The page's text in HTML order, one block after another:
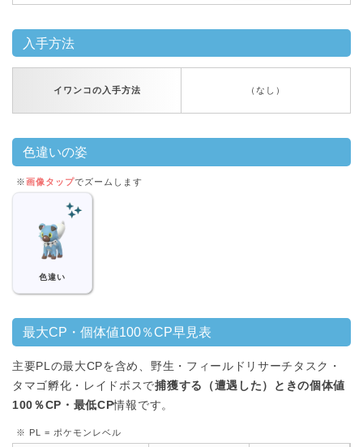
入手方法
イワンコの入手方法 （なし）
色違いの姿
※画像タップでズームします
色違い
最大CP・個体値100％CP早見表
主要PLの最大CPを含め、野生・フィールドリサーチタスク・
タマゴ孵化・レイドボスで捕獲する（遭遇した）ときの個体値
100％CP・最低CP情報です。
※ PL = ポケモンレベル